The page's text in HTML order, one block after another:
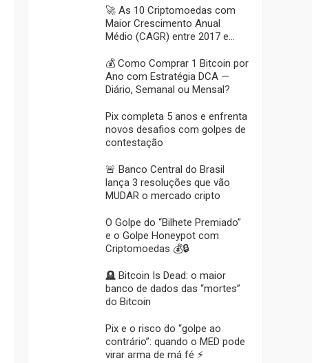
🚀 As 10 Criptomoedas com
Maior Crescimento Anual
Médio (CAGR) entre 2017 e
💰 Como Comprar 1 Bitcoin por
Ano com Estratégia DCA —
Diário, Semanal ou Mensal?
Pix completa 5 anos e enfrenta
novos desafios com golpes de
contestação
🚨 Banco Central do Brasil
lança 3 resoluções que vão
MUDAR o mercado cripto
O Golpe do “Bilhete Premiado”
e o Golpe Honeypot com
Criptomoedas 💰🔒
🪦 Bitcoin Is Dead: o maior
banco de dados das “mortes”
do Bitcoin
Pix e o risco do “golpe ao
contrário”: quando o MED pode
virar arma de má fé ⚡